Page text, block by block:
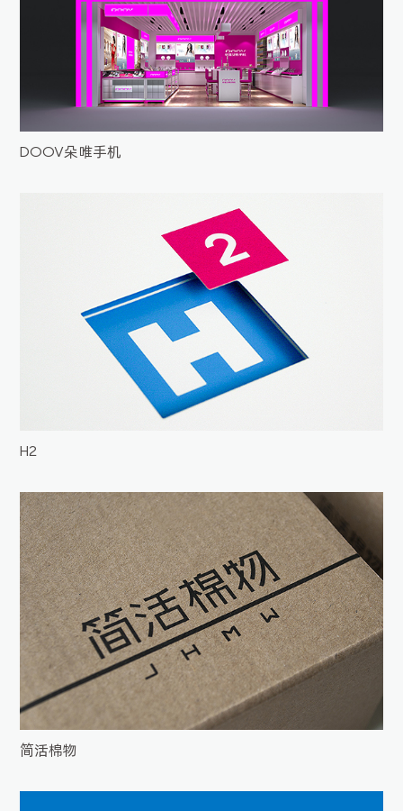
DOOV朵唯手机
H2
简活棉物